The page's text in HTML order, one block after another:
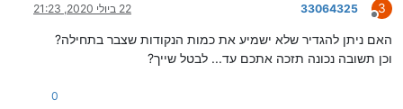
3
מנותק
33064325 22 ביולי 2020, 21:23
האם ניתן להגדיר שלא ישמיע את כמות הנקודות שצבר בתחילה?
וכן תשובה נכונה תזכה אתכם עד... לבטל שייך?
0